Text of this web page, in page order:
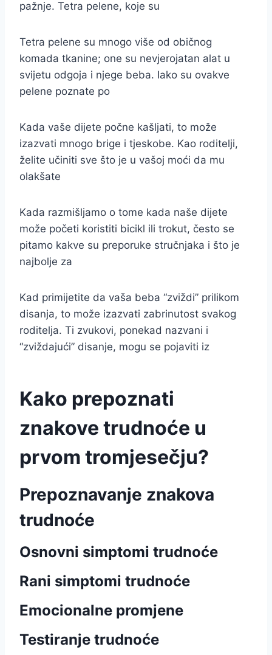
pažnje. Tetra pelene, koje su
Tetra pelene su mnogo više od običnog
komada tkanine; one su nevjerojatan alat u
svijetu odgoja i njege beba. Iako su ovakve
pelene poznate po
Kada vaše dijete počne kašljati, to može
izazvati mnogo brige i tjeskobe. Kao roditelji,
želite učiniti sve što je u vašoj moći da mu
olakšate
Kada razmišljamo o tome kada naše dijete
može početi koristiti bicikl ili trokut, često se
pitamo kakve su preporuke stručnjaka i što je
najbolje za
Kad primijetite da vaša beba “zviždi” prilikom
disanja, to može izazvati zabrinutost svakog
roditelja. Ti zvukovi, ponekad nazvani i
“zviždajući” disanje, mogu se pojaviti iz
Kako prepoznati
znakove trudnoće u
prvom tromjesečju?
Prepoznavanje znakova
trudnoće
Osnovni simptomi trudnoće
Rani simptomi trudnoće
Emocionalne promjene
Testiranje trudnoće